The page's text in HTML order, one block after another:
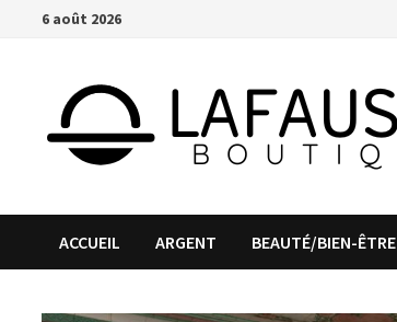
Passer6 août 2026
ACCUEIL ARGENT BEAUTÉ/BIEN-ÊTRE